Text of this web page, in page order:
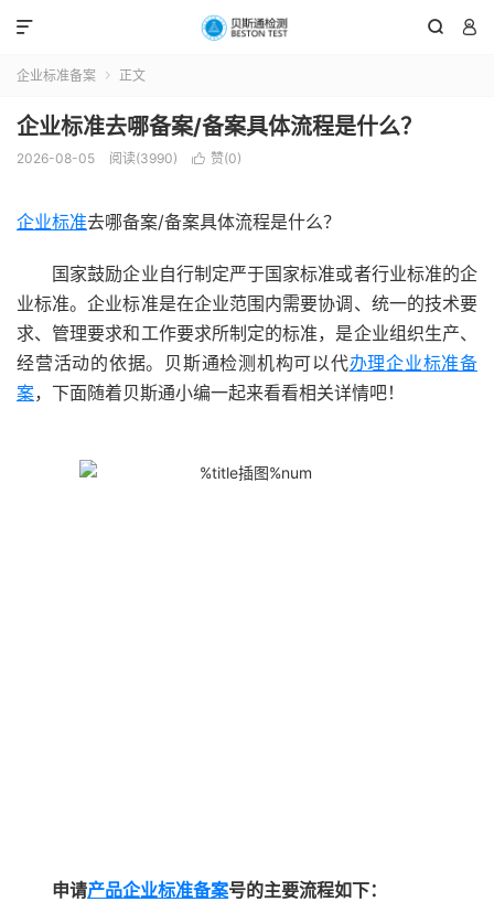
 

企业标准备案  正文
企业标准去哪备案/备案具体流程是什么？
2026-08-05 阅读(3990)  赞(0)
企业标准去哪备案/备案具体流程是什么？
国家鼓励企业自行制定严于国家标准或者行业标准的企
业标准。企业标准是在企业范围内需要协调、统一的技术要
求、管理要求和工作要求所制定的标准，是企业组织生产、
经营活动的依据。贝斯通检测机构可以代办理企业标准备
案，下面随着贝斯通小编一起来看看相关详情吧！
申请产品企业标准备案号的主要流程如下：